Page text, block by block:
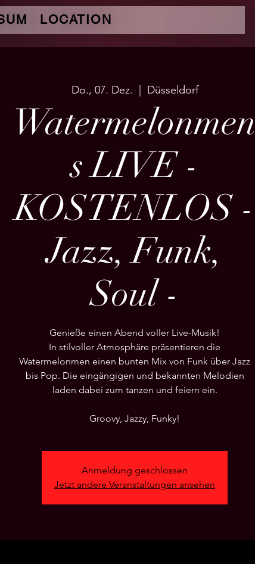
LOCATION
Do., 07. Dez. Düsseldorf
Watermelonmen
s LIVE -
KOSTENLOS -
Jazz, Funk,
Soul -
Genieße einen Abend voller Live-Musik!
In stilvoller Atmosphäre präsentieren die
Watermelonmen einen bunten Mix von Funk über Jazz
bis Pop. Die eingängigen und bekannten Melodien
laden dabei zum tanzen und feiern ein.
Anmeldung geschlossen
Jetzt andere Veranstaltungen ansehen